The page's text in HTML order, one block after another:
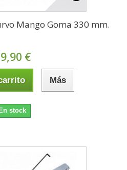
Mango Goma 330 mm.
€
Más
En stock